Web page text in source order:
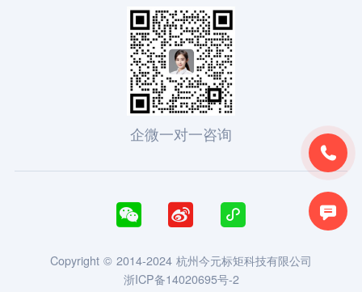


企微一对一咨询
  
Copyright © 2014-2024 杭州今元标矩科技有限公司
浙ICP备14020695号-2